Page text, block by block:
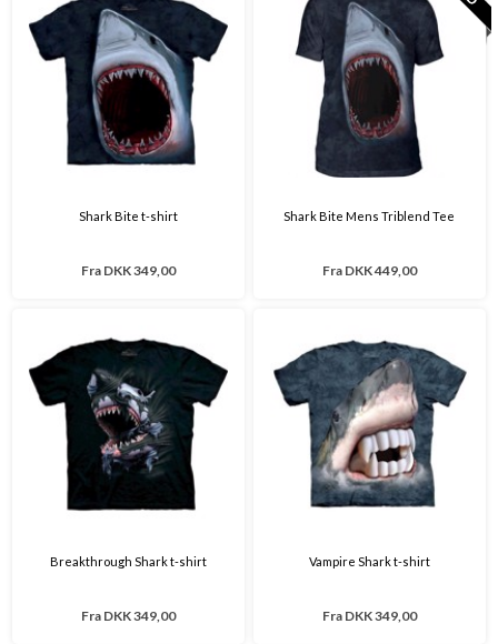
Shark Bite t-shirt
Fra DKK 349,00
Shark Bite Mens Triblend Tee
Fra DKK 449,00
Breakthrough Shark t-shirt
Fra DKK 349,00
Vampire Shark t-shirt
Fra DKK 349,00